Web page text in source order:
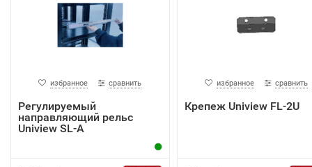
избранное сравнить
Регулируемый
направляющий рельс
Uniview SL-A
избранное сравнить
Крепеж Uniview FL-2U